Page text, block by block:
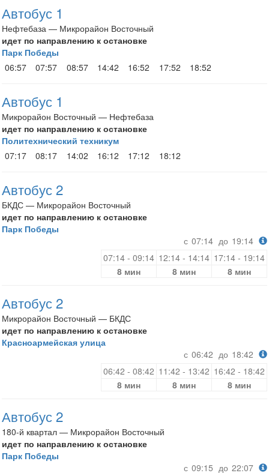
Автобус 1
Нефтебаза — Микрорайон Восточный
идет по направлению к остановке
Парк Победы
06:57
07:57 08:57 14:42 16:52 17:52 18:52
Автобус 1
Микрорайон Восточный — Нефтебаза
идет по направлению к остановке
Политехнический техникум
07:17
08:17 14:02 16:12 17:12 18:12
Автобус 2
БКДС — Микрорайон Восточный
идет по направлению к остановке
Парк Победы
с 07:14 до 19:14
07:14 - 09:14 12:14 - 14:14 17:14 - 19:14
8 мин
8 мин 8 мин
Автобус 2
Микрорайон Восточный — БКДС
идет по направлению к остановке
Красноармейская улица
с 06:42 до 18:42
06:42 - 08:42 11:42 - 13:42 16:42 - 18:42
8 мин
8 мин 8 мин
Автобус 2
180-й квартал — Микрорайон Восточный
идет по направлению к остановке
Парк Победы
с 09:15 до 22:07